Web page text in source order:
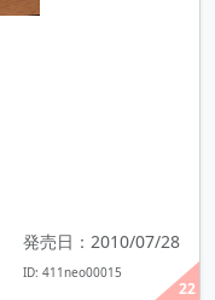
22
発売日：2010/07/28
ID: 411neo00015